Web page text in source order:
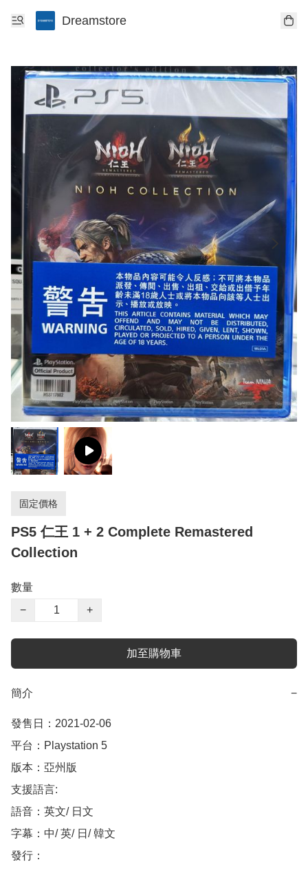
Dreamstore
固定價格
PS5 仁王 1 + 2 Complete Remastered
Collection
數量
−
+
加至購物車
簡介 −
發售日：2021-02-06
平台：Playstation 5
版本：亞州版
支援語言:
語音：英文/ 日文
字幕：中/ 英/ 日/ 韓文
發行：